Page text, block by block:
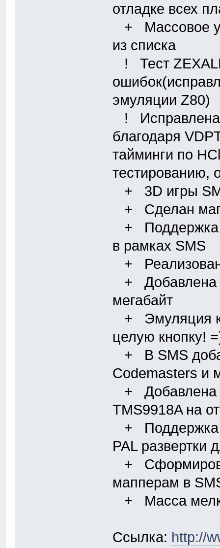
отладке всех
+ Массовое
из списка
! Тест
эмуляции Z80)
! Исправлена
благодаря
тайминги по
тестированию,
+ 3D игры
+ Сделан
+ Поддержка
в рамках SMS
+
+ Добавлена
мегабайт
+ Эмуляция
целую кнопку!
+ В SMS
Codemasters и
+ Добавлена
TMS9918A на
+ Поддержка
PAL развертки
+
мапперам в
+ Масса
Ссылка: http://